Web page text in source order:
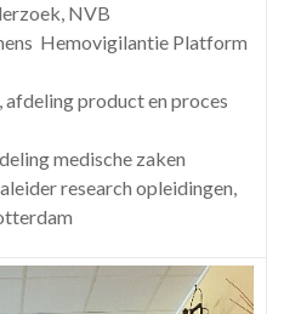
NVB
Hemovigilantie Platform
afdeling product en proces
medische zaken
research opleidingen,